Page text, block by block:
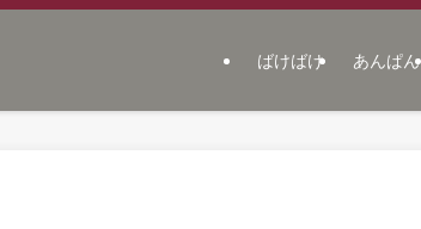
ばけばけ あんぱん